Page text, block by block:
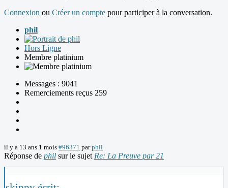
Connexion ou Créer un compte pour participer à la conversation.
phil
Hors Ligne
Membre platinium
Messages : 9041
Remerciements reçus 259
il y a 13 ans 1 mois #96371 parphil
Réponse de phil sur le sujet Re: La Preuve par 21